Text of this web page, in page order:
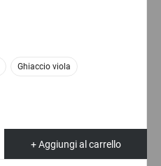
Ghiaccio viola
+ Aggiungi al carrello